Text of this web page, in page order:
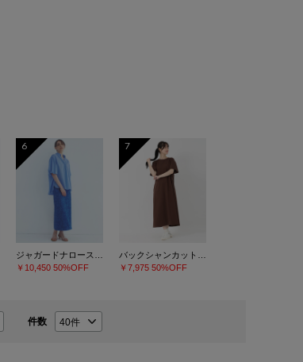
6
ジャガードナロースカート
￥10,450 50%OFF
7
バックシャンカットソーワンピース
￥7,975 50%OFF
件数